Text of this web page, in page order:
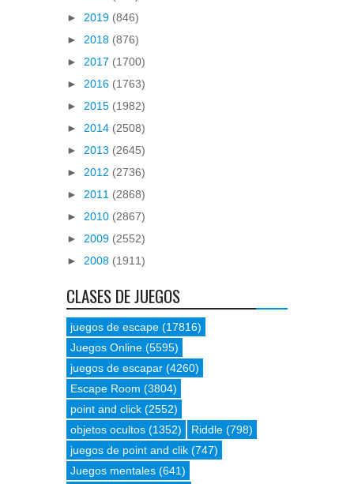
► 2019 (846)
► 2018 (876)
► 2017 (1700)
► 2016 (1763)
► 2015 (1982)
► 2014 (2508)
► 2013 (2645)
► 2012 (2736)
► 2011 (2868)
► 2010 (2867)
► 2009 (2552)
► 2008 (1911)
CLASES DE JUEGOS
juegos de escape (17816)
Juegos Online (5595)
juegos de escapar (4260)
Escape Room (3804)
point and click (2552)
objetos ocultos (1352) Riddle (798)
juegos de point and clik (747)
Juegos mentales (641)